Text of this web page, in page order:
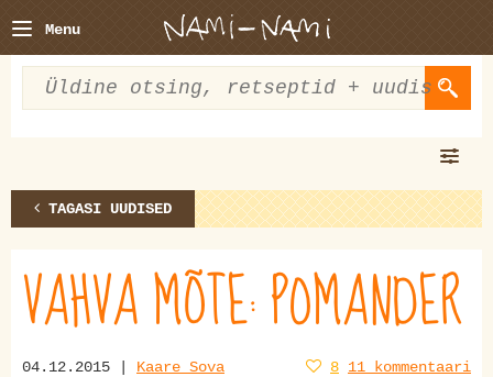
Menu
TAGASI UUDISED
VAHVA MÕTE: POMANDER
04.12.2015 | Kaare Sova 8 11 kommentaari